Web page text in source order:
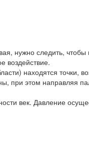
нужно следить,
воздействие.
находятся точки,
при этом направляя
век. Давление